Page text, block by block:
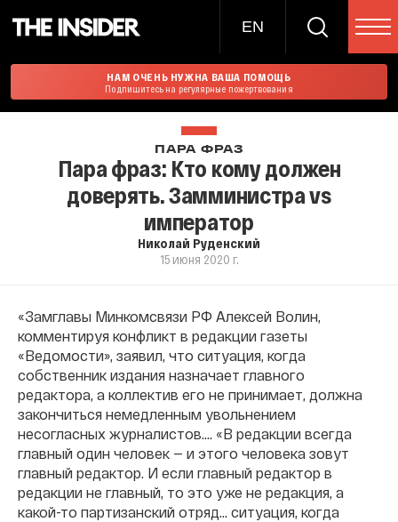
EN
НАМ ОЧЕНЬ НУЖНА ВАША ПОМОЩЬ
Подпишитесь на регулярные пожертвования
ПАРА ФРАЗ
Пара фраз: Кто кому должен
доверять. Замминистра vs
император
Николай Руденский
15 июня 2020 г.
«Замглавы Минкомсвязи РФ Алексей Волин,
комментируя конфликт в редакции газеты
«Ведомости», заявил, что ситуация, когда
собственник издания назначает главного
редактора, а коллектив его не принимает, должна
закончиться немедленным увольнением
несогласных журналистов.... «В редакции всегда
главный один человек — и этого человека зовут
главный редактор. И если главный редактор в
редакции не главный, то это уже не редакция, а
какой-то партизанский отряд… ситуация, когда